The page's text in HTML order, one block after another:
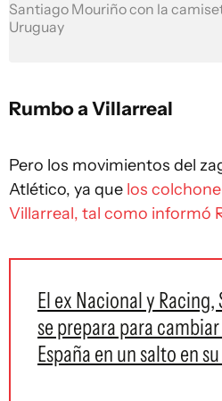
Santiago Mouriño con la
Uruguay
Rumbo a Villarreal
Pero los movimientos del
Atlético, ya que los
Villarreal, tal como informó
El ex Nacional y
se prepara para
España en un salto en